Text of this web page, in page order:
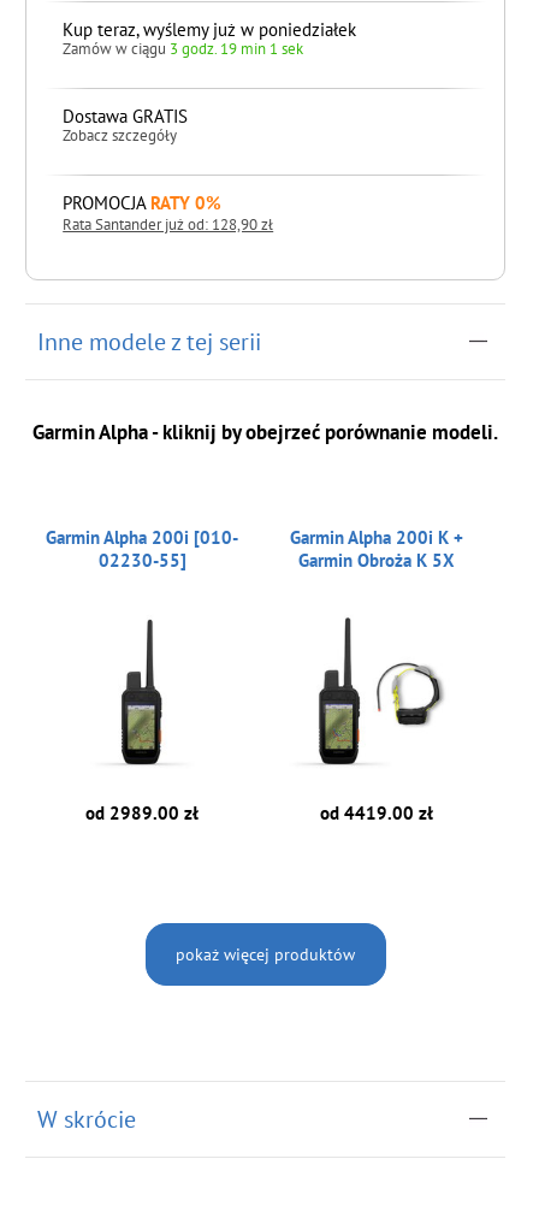
Kup teraz, wyślemy już w poniedziałek
Zamów w ciągu 3 godz. 19 min 0 sek
Dostawa GRATIS
Zobacz szczegóły
PROMOCJA RATY 0%
Rata Santander już od: 128,90 zł
Inne modele z tej serii
Garmin Alpha - kliknij by obejrzeć porównanie modeli.
Garmin Alpha 200i [010-
02230-55]
od 2989.00 zł
Garmin Alpha 200i K +
Garmin Obroża K 5X
od 4419.00 zł
pokaż więcej produktów
W skrócie